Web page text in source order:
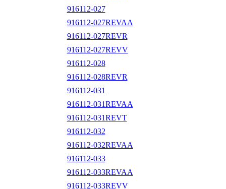
916112-027
916112-027REVAA
916112-027REVR
916112-027REVV
916112-028
916112-028REVR
916112-031
916112-031REVAA
916112-031REVT
916112-032
916112-032REVAA
916112-033
916112-033REVAA
916112-033REVV